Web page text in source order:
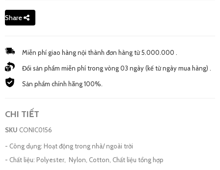
Share
Miễn phí giao hàng nội thành đơn hàng từ 5.000.000 .
Đổi sản phẩm miễn phí trong vòng 03 ngày (kế từ ngày mua hàng) .
Sản phẩm chính hãng 100%.
CHI TIẾT
SKU CONIC0156
- Công dụng: Hoạt động trong nhà/ ngoài trời
- Chất liệu: Polyester, Nylon, Cotton, Chất liệu tổng hợp